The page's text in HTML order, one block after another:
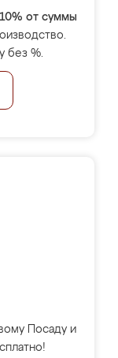
10% от суммы
без %.
Посаду и